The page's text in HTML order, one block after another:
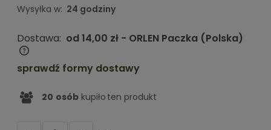
Wysyłka w: 24 godziny
Dostawa: od 14,00 zł - ORLEN Paczka (Polska)
Cena nie zawiera ewentualnych kosztów płatności
sprawdź formy dostawy
20 osób kupiło ten produkt